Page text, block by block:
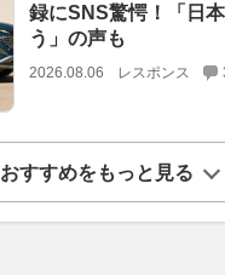
録にSNS驚愕！「日
う」の声も
2026.08.06 レスポンス
おすすめをもっと見る